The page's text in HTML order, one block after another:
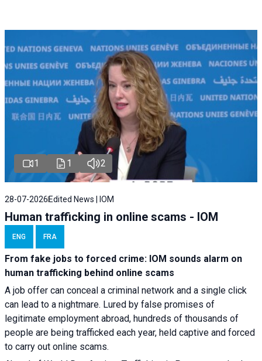
1 1 2
28-07-2026Edited News | IOM
Human trafficking in online scams - IOM
ENG FRA
From fake jobs to forced crime: IOM sounds alarm on
human trafficking behind online scams
A job offer can conceal a criminal network and a single click
can lead to a nightmare. Lured by false promises of
legitimate employment abroad, hundreds of thousands of
people are being trafficked each year, held captive and forced
to carry out online scams.